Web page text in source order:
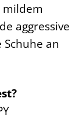
aggressive
an